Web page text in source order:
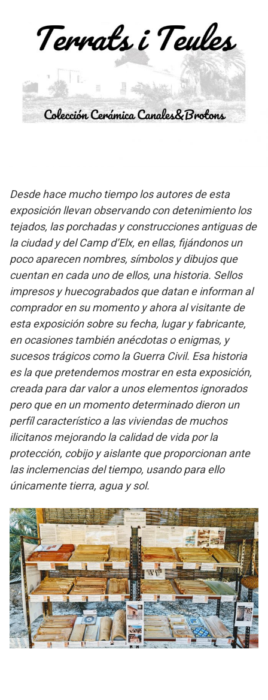
Desde hace mucho tiempo los autores de esta
exposición llevan observando con detenimiento los
tejados, las porchadas y construcciones antiguas de
la ciudad y del Camp d’Elx, en ellas, fijándonos un
poco aparecen nombres, símbolos y dibujos que
cuentan en cada uno de ellos, una historia. Sellos
impresos y huecograbados que datan e informan al
comprador en su momento y ahora al visitante de
esta exposición sobre su fecha, lugar y fabricante,
en ocasiones también anécdotas o enigmas, y
sucesos trágicos como la Guerra Civil. Esa historia
es la que pretendemos mostrar en esta exposición,
creada para dar valor a unos elementos ignorados
pero que en un momento determinado dieron un
perfíl característico a las viviendas de muchos
ilicitanos mejorando la calidad de vida por la
protección, cobijo y aislante que proporcionan ante
las inclemencias del tiempo, usando para ello
únicamente tierra, agua y sol.